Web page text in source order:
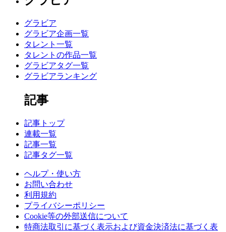
グラビア
グラビア企画一覧
タレント一覧
タレントの作品一覧
グラビアタグ一覧
グラビアランキング
記事
記事トップ
連載一覧
記事一覧
記事タグ一覧
ヘルプ・使い方
お問い合わせ
利用規約
プライバシーポリシー
Cookie等の外部送信について
特商法取引に基づく表示および資金決済法に基づく表